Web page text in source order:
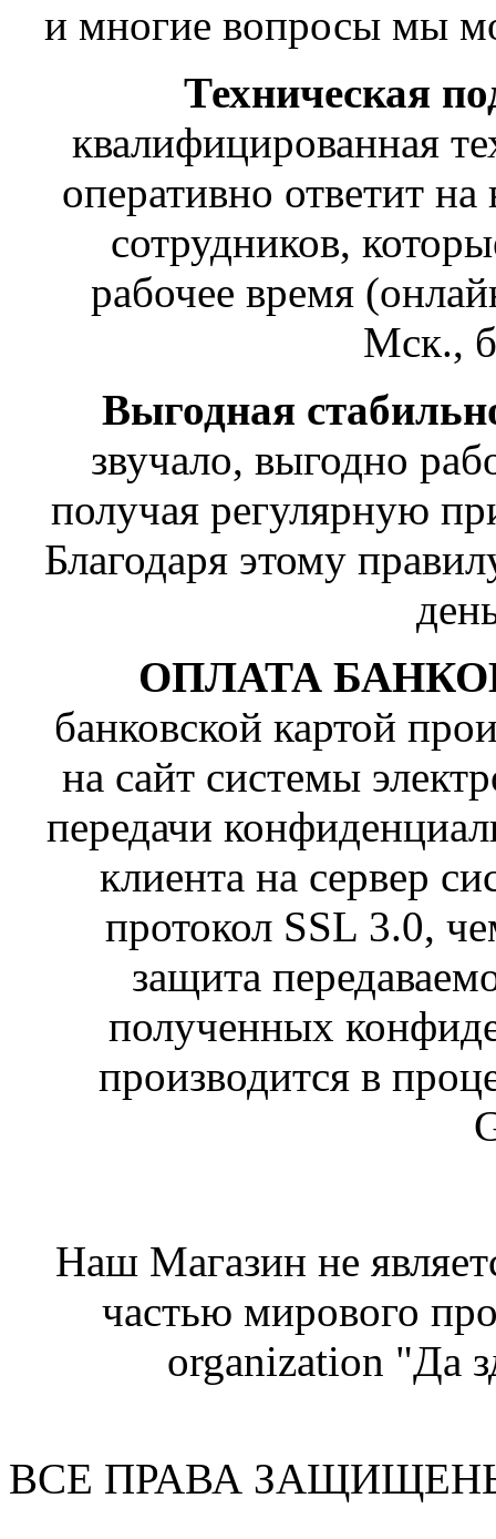
и многие вопросы мы
Техническая
квалифицированная
оперативно ответит
сотрудников,
рабочее время
Мск.,
Выгодная
звучало, выгодно
получая регулярную
Благодаря этому
ОПЛАТА
банковской картой
на сайт системы
передачи
клиента на сервер
протокол SSL 3.0,
защита
полученных
производится в
Наш Магазин не
частью мирового
organization "Да
ВСЕ ПРАВА